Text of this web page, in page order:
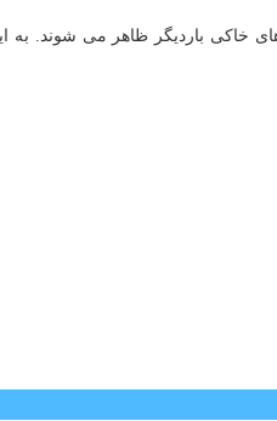
باردیگر ظاهر می شوند. به